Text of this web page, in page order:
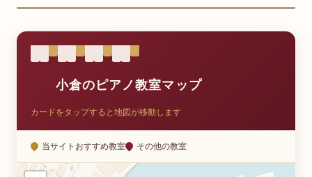
小倉のピアノ教室マップ
カードをタップすると地図が移動します
当サイトおすすめ教室 その他の教室